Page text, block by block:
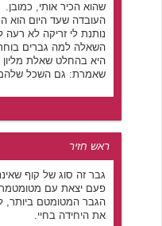
שהוא הכיר אותי, כמובן.
העובדה שעד היום הוא
נותנת לי זריקה לא רעה
השאלה למה גברים
היא בהחלט שאלת מליון
שאמרת: גם השכל שלהם
ראש חזיר
גבר זה סוג של קוף
פעם יצאת עם
הגבר המטומטם
את היחידה בחיי.